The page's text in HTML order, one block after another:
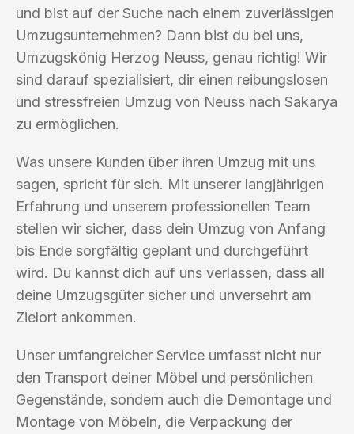
und bist auf der Suche nach einem zuverlässigen
Umzugsunternehmen? Dann bist du bei uns,
Umzugskönig Herzog Neuss, genau richtig! Wir
sind darauf spezialisiert, dir einen reibungslosen
und stressfreien Umzug von Neuss nach Sakarya
zu ermöglichen.
Was unsere Kunden über ihren Umzug mit uns
sagen, spricht für sich. Mit unserer langjährigen
Erfahrung und unserem professionellen Team
stellen wir sicher, dass dein Umzug von Anfang
bis Ende sorgfältig geplant und durchgeführt
wird. Du kannst dich auf uns verlassen, dass all
deine Umzugsgüter sicher und unversehrt am
Zielort ankommen.
Unser umfangreicher Service umfasst nicht nur
den Transport deiner Möbel und persönlichen
Gegenstände, sondern auch die Demontage und
Montage von Möbeln, die Verpackung der